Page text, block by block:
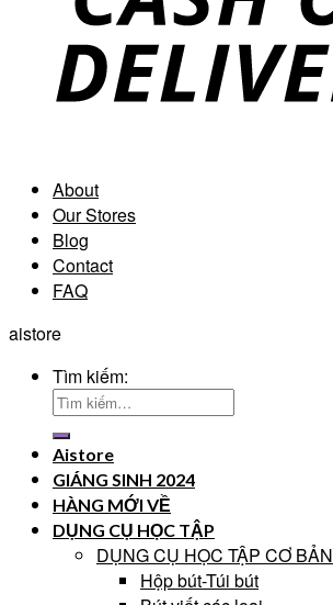
About
Our Stores
Blog
Contact
FAQ
aistore
Tìm kiếm:
Aistore
GIÁNG SINH 2024
HÀNG MỚI VỀ
DỤNG CỤ HỌC TẬP
DỤNG CỤ HỌC TẬP CƠ BẢN
Hộp bút-Túi bút